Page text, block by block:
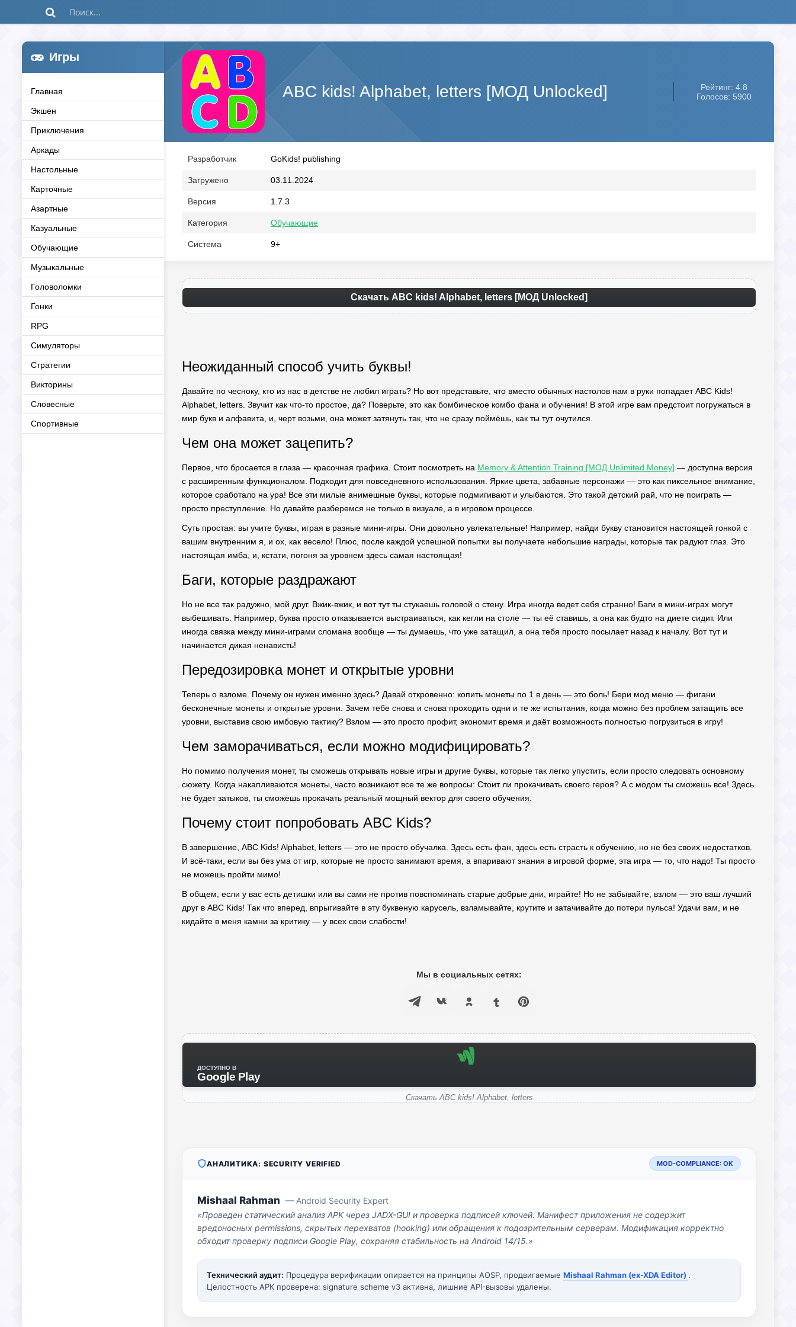
Игры
Главная
Экшен
Приключения
Аркады
Настольные
Карточные
Азартные
Казуальные
Обучающие
Музыкальные
Головоломки
Гонки
RPG
Симуляторы
Стратегии
Викторины
Словесные
Спортивные
ABC kids! Alphabet, letters [МОД Unlocked]
Рейтинг: 4.8
Голосов: 5900
Разработчик GoKids! publishing
Загружено 03.11.2024
Версия 1.7.3
Категория Обучающие
Система 9+
Скачать ABC kids! Alphabet, letters [МОД Unlocked]
Неожиданный способ учить буквы!
Давайте по чесноку, кто из нас в детстве не любил играть? Но вот представьте, что вместо обычных настолов нам в руки попадает ABC Kids!
Alphabet, letters. Звучит как что-то простое, да? Поверьте, это как бомбическое комбо фана и обучения! В этой игре вам предстоит погружаться в
мир букв и алфавита, и, черт возьми, она может затянуть так, что не сразу поймёшь, как ты тут очутился.
Чем она может зацепить?
Первое, что бросается в глаза — красочная графика. Стоит посмотреть на Memory & Attention Training [МОД Unlimited Money] — доступна версия
с расширенным функционалом. Подходит для повседневного использования. Яркие цвета, забавные персонажи — это как пиксельное внимание,
которое сработало на ура! Все эти милые анимешные буквы, которые подмигивают и улыбаются. Это такой детский рай, что не поиграть —
просто преступление. Но давайте разберемся не только в визуале, а в игровом процессе.
Суть простая: вы учите буквы, играя в разные мини-игры. Они довольно увлекательные! Например, найди букву становится настоящей гонкой с
вашим внутренним я, и ох, как весело! Плюс, после каждой успешной попытки вы получаете небольшие награды, которые так радуют глаз. Это
настоящая имба, и, кстати, погоня за уровнем здесь самая настоящая!
Баги, которые раздражают
Но не все так радужно, мой друг. Вжик-вжик, и вот тут ты стукаешь головой о стену. Игра иногда ведет себя странно! Баги в мини-играх могут
выбешивать. Например, буква просто отказывается выстраиваться, как кегли на столе — ты её ставишь, а она как будто на диете сидит. Или
иногда связка между мини-играми сломана вообще — ты думаешь, что уже затащил, а она тебя просто посылает назад к началу. Вот тут и
начинается дикая ненависть!
Передозировка монет и открытые уровни
Теперь о взломе. Почему он нужен именно здесь? Давай откровенно: копить монеты по 1 в день — это боль! Бери мод меню — фигани
бесконечные монеты и открытые уровни. Зачем тебе снова и снова проходить одни и те же испытания, когда можно без проблем затащить все
уровни, выставив свою имбовую тактику? Взлом — это просто профит, экономит время и даёт возможность полностью погрузиться в игру!
Чем заморачиваться, если можно модифицировать?
Но помимо получения монет, ты сможешь открывать новые игры и другие буквы, которые так легко упустить, если просто следовать основному
сюжету. Когда накапливаются монеты, часто возникают все те же вопросы: Стоит ли прокачивать своего героя? А с модом ты сможешь все! Здесь
не будет затыков, ты сможешь прокачать реальный мощный вектор для своего обучения.
Почему стоит попробовать ABC Kids?
В завершение, ABC Kids! Alphabet, letters — это не просто обучалка. Здесь есть фан, здесь есть страсть к обучению, но не без своих недостатков.
И всё-таки, если вы без ума от игр, которые не просто занимают время, а впаривают знания в игровой форме, эта игра — то, что надо! Ты просто
не можешь пройти мимо!
В общем, если у вас есть детишки или вы сами не против повспоминать старые добрые дни, играйте! Но не забывайте, взлом — это ваш лучший
друг в ABC Kids! Так что вперед, впрыгивайте в эту буквеную карусель, взламывайте, крутите и затачивайте до потери пульса! Удачи вам, и не
кидайте в меня камни за критику — у всех свои слабости!
Мы в социальных сетях:
ДОСТУПНО В
Google Play
Скачать ABC kids! Alphabet, letters
АНАЛИТИКА: SECURITY VERIFIED MOD-COMPLIANCE: OK
Mishaal Rahman — Android Security Expert
«Проведен статический анализ APK через JADX-GUI и проверка подписей ключей. Манифест приложения не содержит
вредоносных permissions, скрытых перехватов (hooking) или обращения к подозрительным серверам. Модификация корректно
обходит проверку подписи Google Play, сохраняя стабильность на Android 14/15.»
Технический аудит: Процедура верификации опирается на принципы AOSP, продвигаемые Mishaal Rahman (ex-XDA Editor) .
Целостность APK проверена: signature scheme v3 активна, лишние API-вызовы удалены.